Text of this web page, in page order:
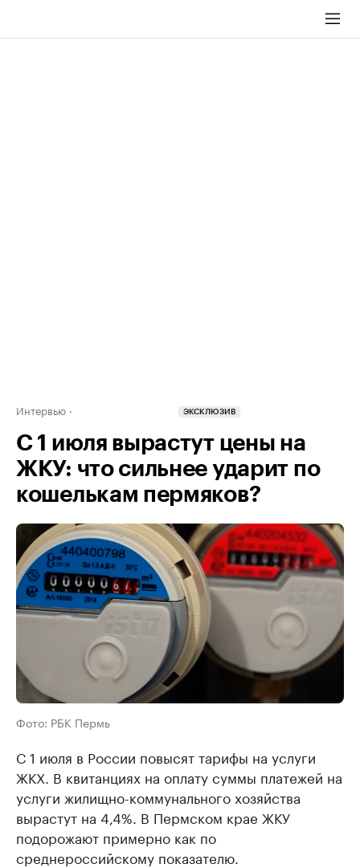
Интервью ЭКСКЛЮЗИВ
С 1 июля вырастут цены на
ЖКУ: что сильнее ударит по
кошелькам пермяков?
Фото: РБК Пермь
С 1 июля в России повысят тарифы на услуги
ЖКХ. В квитанциях на оплату суммы платежей на
услуги жилищно-коммунального хозяйства
вырастут на 4,4%. В Пермском крае ЖКУ
подорожают примерно как по
среднероссийскому показателю.